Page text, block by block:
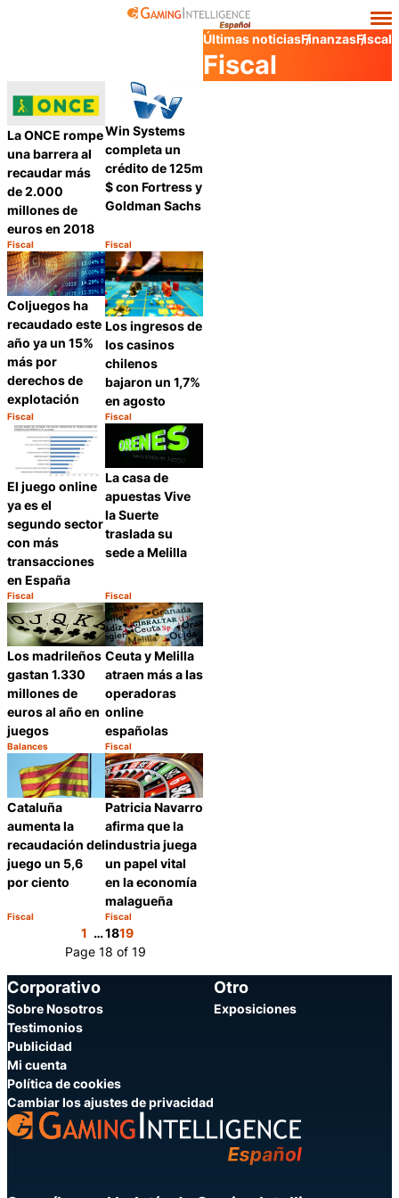
Últimas noticiasFinanzasFiscal
Fiscal
La ONCE rompe
una barrera al
recaudar más
de 2.000
millones de
euros en 2018
Categoría:
Fiscal
Compartir
Win Systems
completa un
crédito de 125m
$ con Fortress y
Goldman Sachs
Categoría:
Fiscal
Coljuegos ha
recaudado este
año ya un 15%
más por
derechos de
explotación
Categoría:
Fiscal
Compartir
Los ingresos de
los casinos
chilenos
bajaron un 1,7%
en agosto
Categoría:
Fiscal
El juego online
ya es el
segundo sector
con más
transacciones
en España
Categoría:
Fiscal
Compartir
La casa de
apuestas Vive
la Suerte
traslada su
sede a Melilla
Categoría:
Fiscal
Los madrileños
gastan 1.330
millones de
euros al año en
juegos
Categoría:
Balances
Compartir
Ceuta y Melilla
atraen más a las
operadoras
online
españolas
Categoría:
Fiscal
Cataluña
aumenta la
recaudación del
juego un 5,6
por ciento
Categoría:
Fiscal
Compartir
Patricia Navarro
afirma que la
industria juega
un papel vital
en la economía
malagueña
Categoría:
Fiscal
1 …1819
Page 18 of 19
Corporativo
Sobre Nosotros
Testimonios
Publicidad
Mi cuenta
Política de cookies
Cambiar los ajustes de privacidad
Otro
Exposiciones